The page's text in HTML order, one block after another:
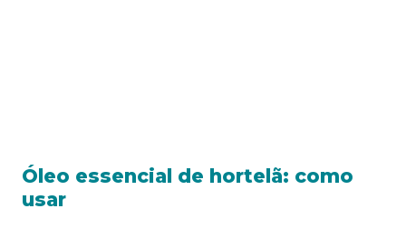
Óleo essencial de hortelã: como
usar